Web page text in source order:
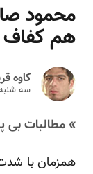
محمود
هم کفاف
کاوه
سه شنبه ۱۹ اسفند
» مطالبات بی
همزمان با